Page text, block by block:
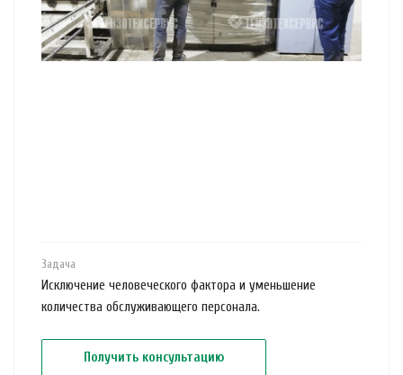
Задача
Исключение человеческого фактора и уменьшение
количества обслуживающего персонала.
Получить консультацию